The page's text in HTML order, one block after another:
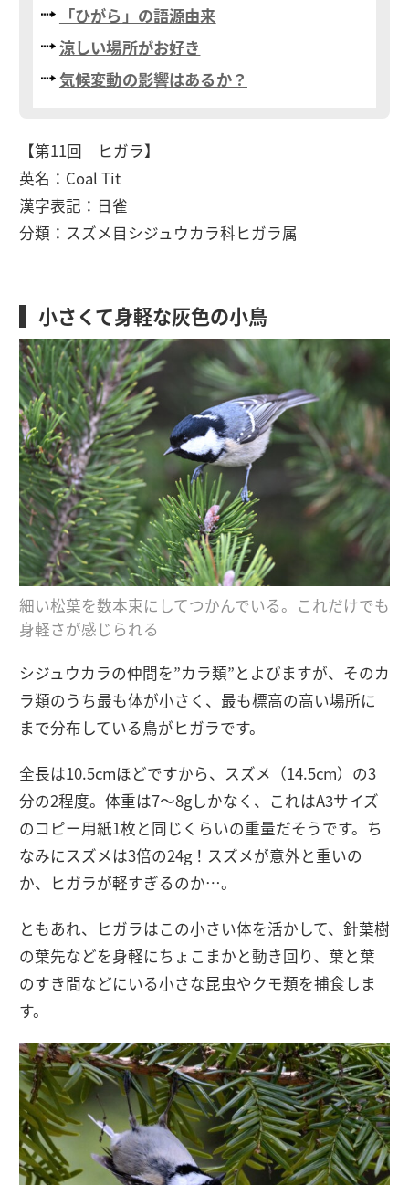
「ひがら」の語源由来
涼しい場所がお好き
気候変動の影響はあるか？
【第11回 ヒガラ】
英名：Coal Tit
漢字表記：日雀
分類：スズメ目シジュウカラ科ヒガラ属
小さくて身軽な灰色の小鳥
細い松葉を数本束にしてつかんでいる。これだけでも
身軽さが感じられる
シジュウカラの仲間を”カラ類”とよびますが、そのカ
ラ類のうち最も体が小さく、最も標高の高い場所に
まで分布している鳥がヒガラです。
全長は10.5cmほどですから、スズメ（14.5cm）の3
分の2程度。体重は7～8gしかなく、これはA3サイズ
のコピー用紙1枚と同じくらいの重量だそうです。ち
なみにスズメは3倍の24g！スズメが意外と重いの
か、ヒガラが軽すぎるのか…。
ともあれ、ヒガラはこの小さい体を活かして、針葉樹
の葉先などを身軽にちょこまかと動き回り、葉と葉
のすき間などにいる小さな昆虫やクモ類を捕食しま
す。